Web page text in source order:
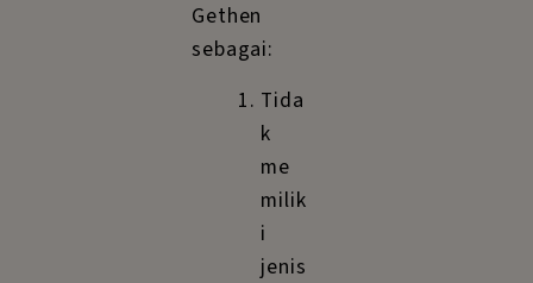
Gethen
sebagai:
Tida
k
me
milik
i
jenis